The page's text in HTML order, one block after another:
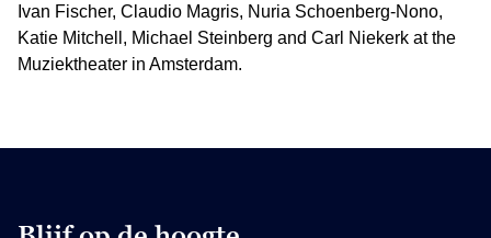
Ivan Fischer, Claudio Magris, Nuria Schoenberg-Nono,
Katie Mitchell, Michael Steinberg and Carl Niekerk at the
Muziektheater in Amsterdam.